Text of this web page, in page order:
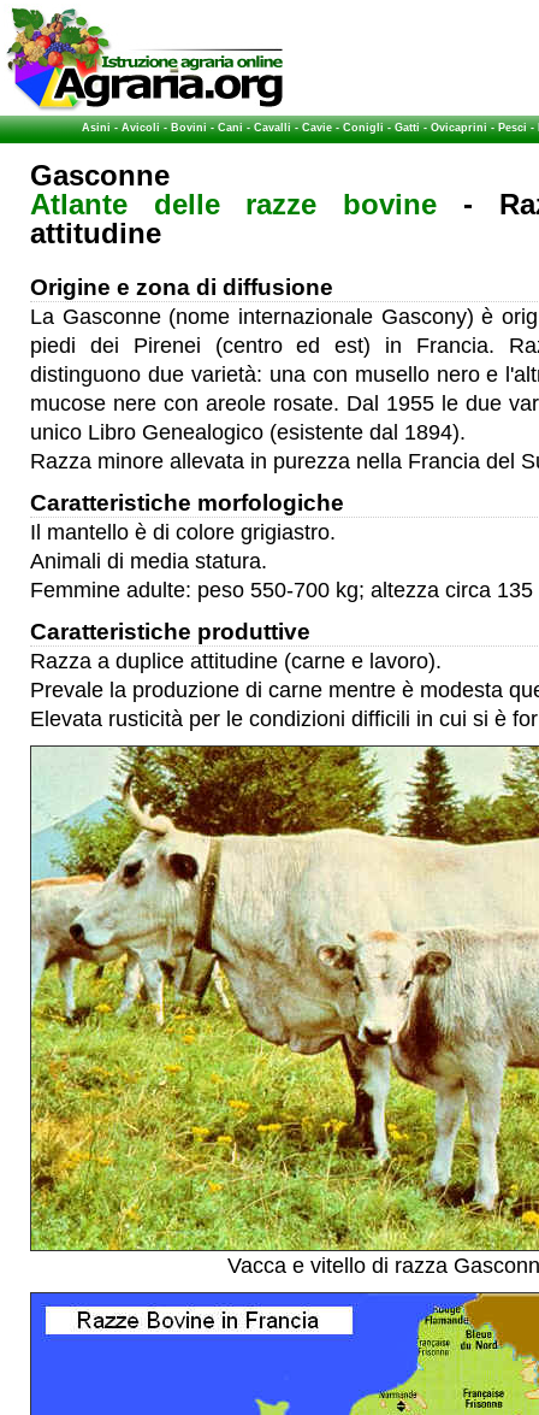
Asini-Avicoli-Bovini-Cani-Cavalli-Cavie-Conigli-Gatti-Ovicaprini-Pesci-
Gasconne
Atlante delle razze bovine -
attitudine
Origine e zona di diffusione
La Gasconne (nome internazionale Gascony) è
piedi dei Pirenei (centro ed est) in Francia.
distinguono due varietà: una con musello nero e
mucose nere con areole rosate. Dal 1955 le due
unico Libro Genealogico (esistente dal 1894).
Razza minore allevata in purezza nella Francia del
Caratteristiche morfologiche
Il mantello è di colore grigiastro.
Animali di media statura.
Femmine adulte: peso 550-700 kg; altezza circa 135
Caratteristiche produttive
Razza a duplice attitudine (carne e lavoro).
Prevale la produzione di carne mentre è modesta
Elevata rusticità per le condizioni difficili in cui si è
Vacca e vitello di razza